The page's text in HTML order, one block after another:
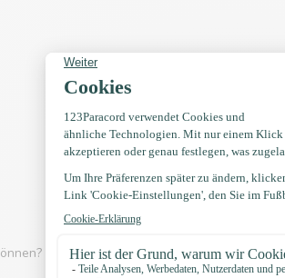
Dann schau dir eines der Videos unten